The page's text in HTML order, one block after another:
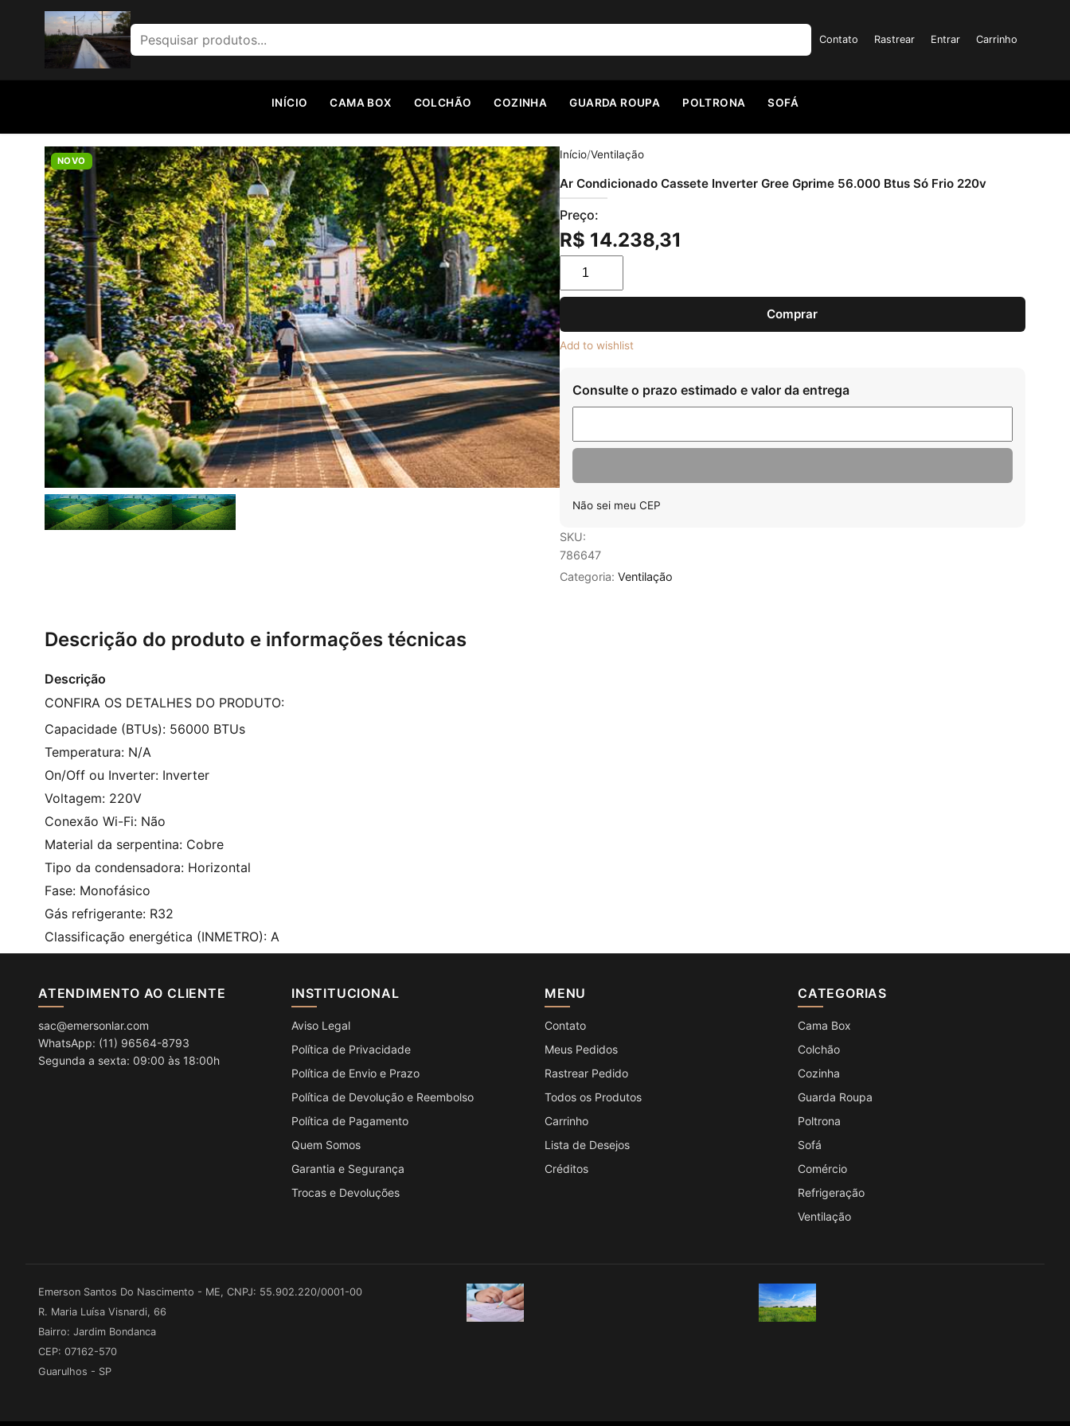
Pesquisar por: Contato Rastrear Entrar Carrinho
INÍCIO CAMA BOX COLCHÃO COZINHA GUARDA ROUPA POLTRONA SOFÁ
NOVO Início/Ventilação
Ar Condicionado Cassete Inverter Gree Gprime 56.000 Btus Só Frio 220v
Preço:
R$ 14.238,31
Ar Condicionado Cassete Inverter Gree Gprime 56.000 Btus Só Frio 220v
Comprar
Add to wishlist
Consulte o prazo estimado e valor da entrega
Não sei meu CEP
SKU:
786647
Categoria: Ventilação
Descrição do produto e informações técnicas
Descrição
CONFIRA OS DETALHES DO PRODUTO:
Capacidade (BTUs): 56000 BTUs
Temperatura: N/A
On/Off ou Inverter: Inverter
Voltagem: 220V
Conexão Wi-Fi: Não
Material da serpentina: Cobre
Tipo da condensadora: Horizontal
Fase: Monofásico
Gás refrigerante: R32
Classificação energética (INMETRO): A
ATENDIMENTO AO CLIENTE
sac@emersonlar.com
WhatsApp: (11) 96564-8793
Segunda a sexta: 09:00 às 18:00h
INSTITUCIONAL
Aviso Legal
Política de Privacidade
Política de Envio e Prazo
Política de Devolução e Reembolso
Política de Pagamento
Quem Somos
Garantia e Segurança
Trocas e Devoluções
MENU
Contato
Meus Pedidos
Rastrear Pedido
Todos os Produtos
Carrinho
Lista de Desejos
Créditos
CATEGORIAS
Cama Box
Colchão
Cozinha
Guarda Roupa
Poltrona
Sofá
Comércio
Refrigeração
Ventilação
Emerson Santos Do Nascimento - ME, CNPJ: 55.902.220/0001-00
R. Maria Luísa Visnardi, 66
Bairro: Jardim Bondanca
CEP: 07162-570
Guarulhos - SP